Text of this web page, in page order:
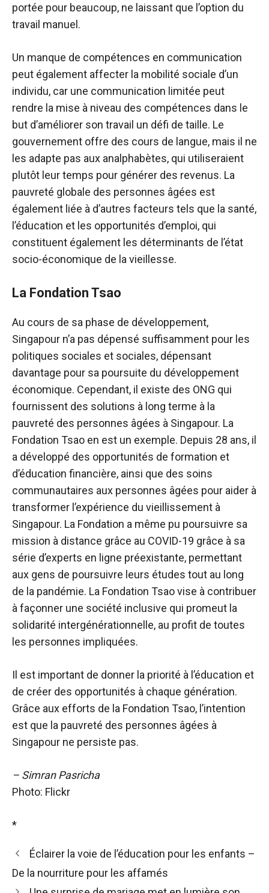
portée pour beaucoup, ne laissant que l’option du
travail manuel.
Un manque de compétences en communication
peut également affecter la mobilité sociale d’un
individu, car une communication limitée peut
rendre la mise à niveau des compétences dans le
but d’améliorer son travail un défi de taille. Le
gouvernement offre des cours de langue, mais il ne
les adapte pas aux analphabètes, qui utiliseraient
plutôt leur temps pour générer des revenus. La
pauvreté globale des personnes âgées est
également liée à d’autres facteurs tels que la santé,
l’éducation et les opportunités d’emploi, qui
constituent également les déterminants de l’état
socio-économique de la vieillesse.
La Fondation Tsao
Au cours de sa phase de développement,
Singapour n’a pas dépensé suffisamment pour les
politiques sociales et sociales, dépensant
davantage pour sa poursuite du développement
économique. Cependant, il existe des ONG qui
fournissent des solutions à long terme à la
pauvreté des personnes âgées à Singapour. La
Fondation Tsao en est un exemple. Depuis 28 ans, il
a développé des opportunités de formation et
d’éducation financière, ainsi que des soins
communautaires aux personnes âgées pour aider à
transformer l’expérience du vieillissement à
Singapour. La Fondation a même pu poursuivre sa
mission à distance grâce au COVID-19 grâce à sa
série d’experts en ligne préexistante, permettant
aux gens de poursuivre leurs études tout au long
de la pandémie. La Fondation Tsao vise à contribuer
à façonner une société inclusive qui promeut la
solidarité intergénérationnelle, au profit de toutes
les personnes impliquées.
Il est important de donner la priorité à l’éducation et
de créer des opportunités à chaque génération.
Grâce aux efforts de la Fondation Tsao, l’intention
est que la pauvreté des personnes âgées à
Singapour ne persiste pas.
– Simran Pasricha
Photo: Flickr
*
Éclairer la voie de l’éducation pour les enfants –
De la nourriture pour les affamés